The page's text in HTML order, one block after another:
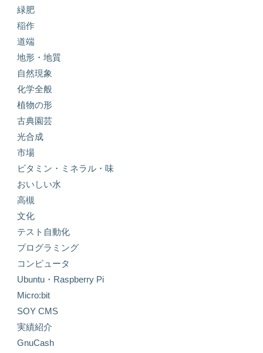
緑肥
稲作
道端
地形・地質
自然現象
化学全般
植物の形
古典園芸
光合成
市場
ビタミン・ミネラル・味
おいしい水
高槻
文化
テスト自動化
プログラミング
コンピュータ
Ubuntu・Raspberry Pi
Micro:bit
SOY CMS
実績紹介
GnuCash